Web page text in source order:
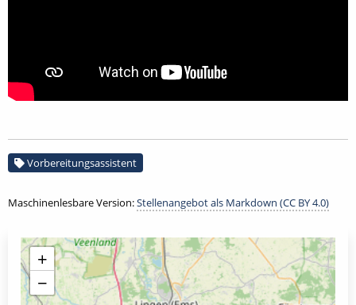
Vorbereitungsassistent
Maschinenlesbare Version:Stellenangebot als Markdown (CC BY 4.0)
+
−